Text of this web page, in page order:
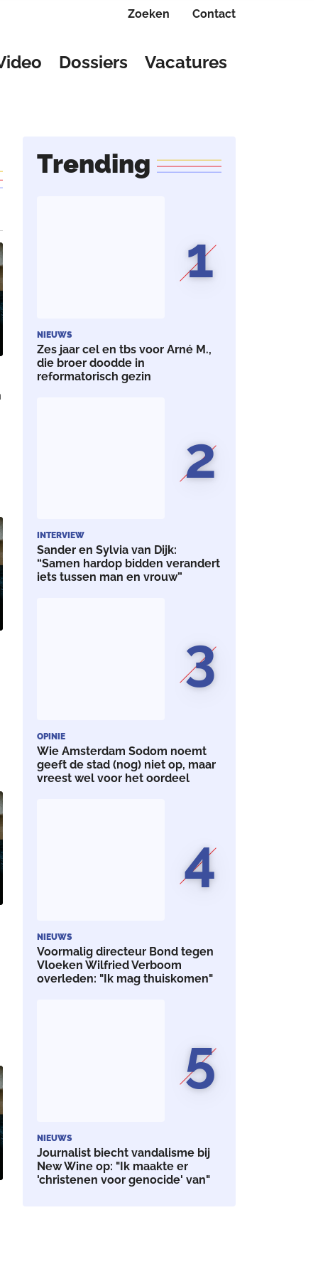
Zoeken Contact
Dossiers Vacatures
Trending
1
NIEUWS
Zes jaar cel en tbs voor Arné M.,
die broer doodde in
reformatorisch gezin
2
INTERVIEW
Sander en Sylvia van Dijk:
“Samen hardop bidden verandert
iets tussen man en vrouw”
3
OPINIE
Wie Amsterdam Sodom noemt
geeft de stad (nog) niet op, maar
vreest wel voor het oordeel
4
NIEUWS
Voormalig directeur Bond tegen
Vloeken Wilfried Verboom
overleden: "Ik mag thuiskomen"
5
NIEUWS
Journalist biecht vandalisme bij
New Wine op: "Ik maakte er
'christenen voor genocide' van"